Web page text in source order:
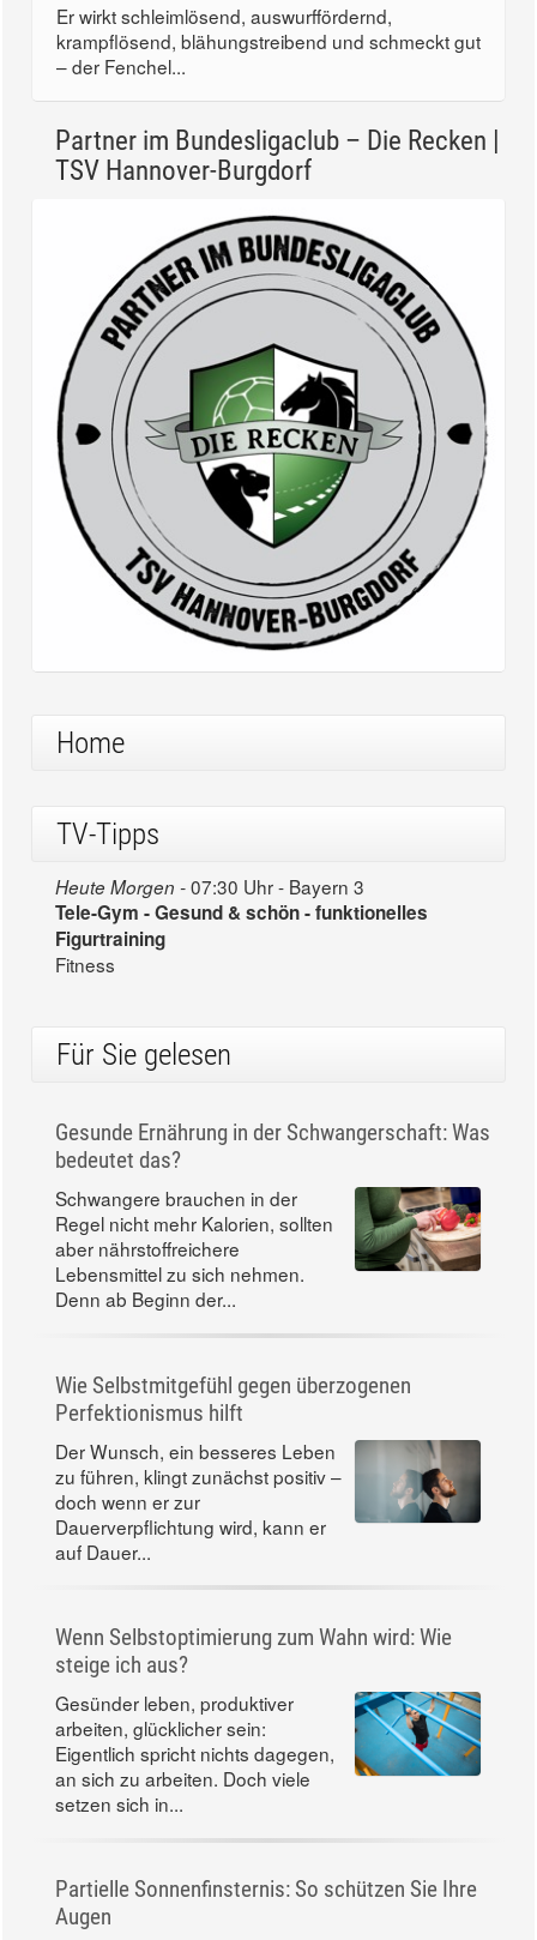
Er wirkt schleimlösend, auswurffördernd,
krampflösend, blähungstreibend und schmeckt gut
– der Fenchel...
Partner im Bundesligaclub – Die Recken |
TSV Hannover-Burgdorf
Home
TV-Tipps
Heute Morgen -07:30 Uhr - Bayern 3
Tele-Gym - Gesund & schön - funktionelles
Figurtraining
Fitness
Für Sie gelesen
Gesunde Ernährung in der Schwangerschaft: Was
bedeutet das?
Schwangere brauchen in der
Regel nicht mehr Kalorien, sollten
aber nährstoffreichere
Lebensmittel zu sich nehmen.
Denn ab Beginn der...
Wie Selbstmitgefühl gegen überzogenen
Perfektionismus hilft
Der Wunsch, ein besseres Leben
zu führen, klingt zunächst positiv –
doch wenn er zur
Dauerverpflichtung wird, kann er
auf Dauer...
Wenn Selbstoptimierung zum Wahn wird: Wie
steige ich aus?
Gesünder leben, produktiver
arbeiten, glücklicher sein:
Eigentlich spricht nichts dagegen,
an sich zu arbeiten. Doch viele
setzen sich in...
Partielle Sonnenfinsternis: So schützen Sie Ihre
Augen